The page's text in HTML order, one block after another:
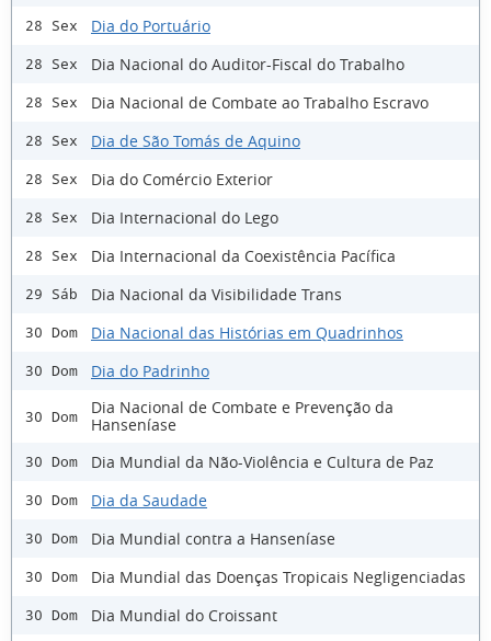
28 Sex Dia do Portuário
28 Sex Dia Nacional do Auditor-Fiscal do Trabalho
28 Sex Dia Nacional de Combate ao Trabalho Escravo
28 Sex Dia de São Tomás de Aquino
28 Sex Dia do Comércio Exterior
28 Sex Dia Internacional do Lego
28 Sex Dia Internacional da Coexistência Pacífica
29 Sáb Dia Nacional da Visibilidade Trans
30 Dom Dia Nacional das Histórias em Quadrinhos
30 Dom Dia do Padrinho
30 Dom
Dia Nacional de Combate e Prevenção da
Hanseníase
30 Dom Dia Mundial da Não-Violência e Cultura de Paz
30 Dom Dia da Saudade
30 Dom Dia Mundial contra a Hanseníase
30 Dom Dia Mundial das Doenças Tropicais Negligenciadas
30 Dom Dia Mundial do Croissant